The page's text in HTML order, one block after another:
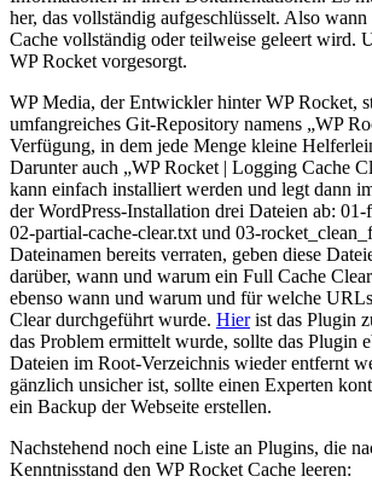
her, das vollständig aufgeschlüsselt. Also
Cache vollständig oder teilweise geleert wird.
WP Rocket vorgesorgt.
WP Media, der Entwickler hinter WP Rocket,
umfangreiches Git-Repository namens „WP
Verfügung, in dem jede Menge kleine
Darunter auch „WP Rocket | Logging Cache
kann einfach installiert werden und legt dann
der WordPress-Installation drei Dateien ab:
02-partial-cache-clear.txt und 03-
Dateinamen bereits verraten, geben diese
darüber, wann und warum ein Full Cache
ebenso wann und warum und für welche
Clear durchgeführt wurde. Hierist das Plugin
das Problem ermittelt wurde, sollte das Plugin
Dateien im Root-Verzeichnis wieder entfernt
gänzlich unsicher ist, sollte einen Experten
ein Backup der Webseite erstellen.
Nachstehend noch eine Liste an Plugins, die
Kenntnisstand den WP Rocket Cache leeren: